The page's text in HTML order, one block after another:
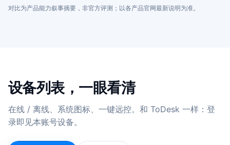
对比为产品能力叙事摘要，非官方评测；以各产品官网最新说明为准。
设备列表，一眼看清
在线 / 离线、系统图标、一键远控。和 ToDesk 一样：登
录即见本账号设备。